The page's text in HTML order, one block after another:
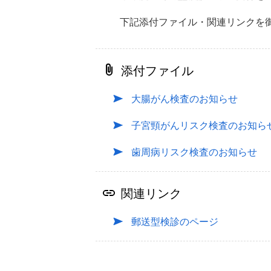
下記添付ファイル・関連リンクを
添付ファイル
大腸がん検査のお知らせ
子宮頸がんリスク検査のお知ら
歯周病リスク検査のお知らせ
関連リンク
郵送型検診のページ